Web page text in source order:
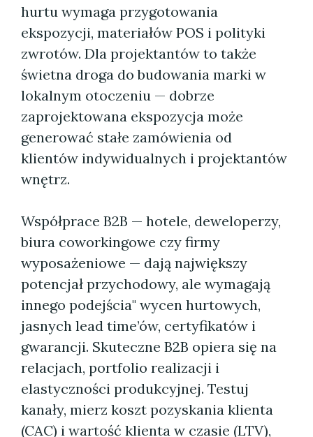
hurtu wymaga przygotowania
ekspozycji, materiałów POS i polityki
zwrotów. Dla projektantów to także
świetna droga do budowania marki w
lokalnym otoczeniu — dobrze
zaprojektowana ekspozycja może
generować stałe zamówienia od
klientów indywidualnych i projektantów
wnętrz.
Współprace B2B — hotele, deweloperzy,
biura coworkingowe czy firmy
wyposażeniowe — dają największy
potencjał przychodowy, ale wymagają
innego podejścia" wycen hurtowych,
jasnych lead time’ów, certyfikatów i
gwarancji. Skuteczne B2B opiera się na
relacjach, portfolio realizacji i
elastyczności produkcyjnej. Testuj
kanały, mierz koszt pozyskania klienta
(CAC) i wartość klienta w czasie (LTV),